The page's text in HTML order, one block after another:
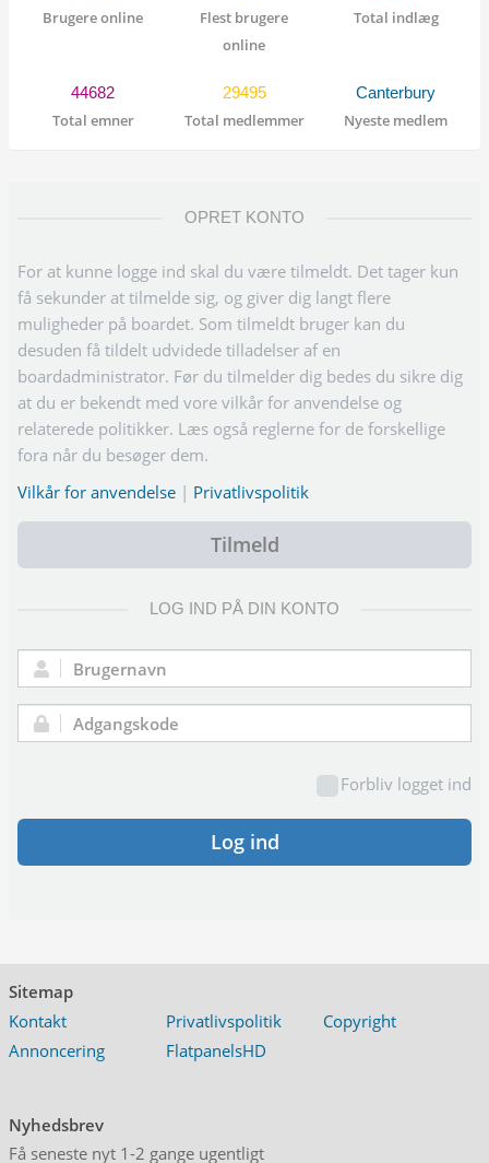
Brugere online
Flest brugere
online
Total indlæg
44682
Total emner
29495
Total medlemmer
Canterbury
Nyeste medlem
OPRET KONTO
For at kunne logge ind skal du være tilmeldt. Det tager kun
få sekunder at tilmelde sig, og giver dig langt flere
muligheder på boardet. Som tilmeldt bruger kan du
desuden få tildelt udvidede tilladelser af en
boardadministrator. Før du tilmelder dig bedes du sikre dig
at du er bekendt med vore vilkår for anvendelse og
relaterede politikker. Læs også reglerne for de forskellige
fora når du besøger dem.
Vilkår for anvendelse | Privatlivspolitik
Tilmeld
LOG IND PÅ DIN KONTO
Brugernavn:
Adgangskode:
Forbliv logget ind
Log ind
Sitemap
Kontakt
Privatlivspolitik
Copyright
Annoncering
FlatpanelsHD
Nyhedsbrev
Få seneste nyt 1-2 gange ugentligt